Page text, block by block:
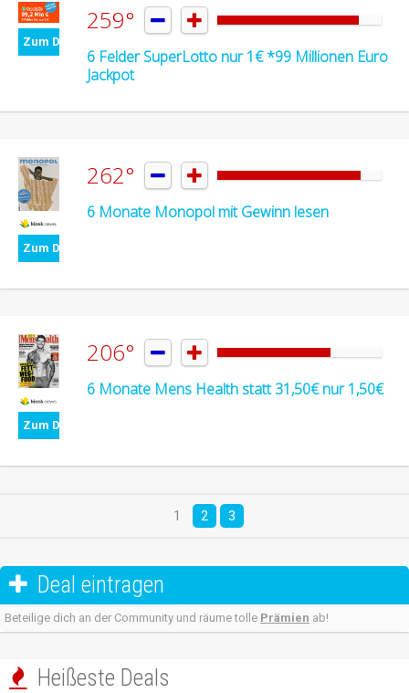
Zum Deal
259°  
6 Felder SuperLotto nur 1€ *99 Millionen Euro
Jackpot
Zum Deal
262°  
6 Monate Monopol mit Gewinn lesen
Zum Deal
206°  
6 Monate Mens Health statt 31,50€ nur 1,50€
1 2 3
 Deal eintragen
Beteilige dich an der Community und räume tolle Prämien ab!
 Heißeste Deals